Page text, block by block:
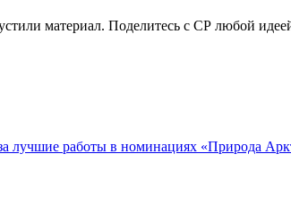
материал. Поделитесь с СР любой
лучшие работы в номинациях «Природа